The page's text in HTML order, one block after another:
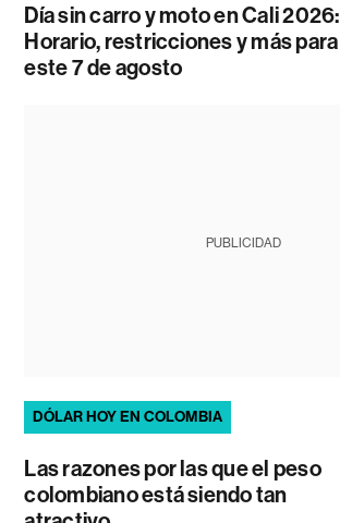
Día sin carro y moto en Cali 2026:
Horario, restricciones y más para
este 7 de agosto
PUBLICIDAD
DÓLAR HOY EN COLOMBIA
Las razones por las que el peso
colombiano está siendo tan